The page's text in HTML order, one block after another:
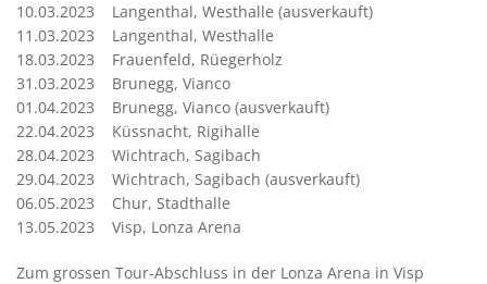
10.03.2023 Langenthal, Westhalle (ausverkauft)
11.03.2023 Langenthal, Westhalle
18.03.2023 Frauenfeld, Rüegerholz
31.03.2023 Brunegg, Vianco
01.04.2023 Brunegg, Vianco (ausverkauft)
22.04.2023 Küssnacht, Rigihalle
28.04.2023 Wichtrach, Sagibach
29.04.2023 Wichtrach, Sagibach (ausverkauft)
06.05.2023 Chur, Stadthalle
13.05.2023 Visp, Lonza Arena
Zum grossen Tour-Abschluss in der Lonza Arena in Visp